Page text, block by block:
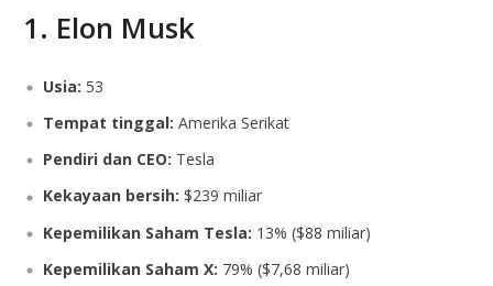
1. Elon Musk
Usia: 53
Tempat tinggal: Amerika Serikat
Pendiri dan CEO: Tesla
Kekayaan bersih: $239 miliar
Kepemilikan Saham Tesla: 13% ($88 miliar)
Kepemilikan Saham X: 79% ($7,68 miliar)